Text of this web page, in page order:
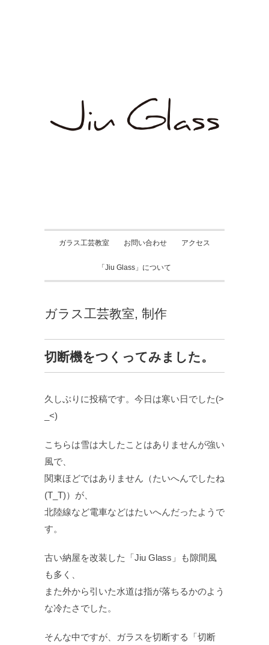
ガラス工芸教室 お問い合わせ アクセス
「Jiu Glass」について
ガラス工芸教室, 制作
切断機をつくってみました。
久しぶりに投稿です。今日は寒い日でした(>
_<)
こちらは雪は大したことはありませんが強い
風で、
関東ほどではありません（たいへんでしたね
(T_T)）が、
北陸線など電車などはたいへんだったようで
す。
古い納屋を改装した「Jiu Glass」も隙間風
も多く、
また外から引いた水道は指が落ちるかのよう
な冷たさでした。
そんな中ですが、ガラスを切断する「切断